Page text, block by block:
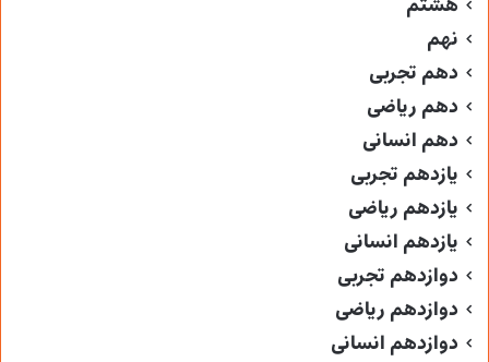
هشتم
نهم
دهم تجربی
دهم ریاضی
دهم انسانی
یازدهم تجربی
یازدهم ریاضی
یازدهم انسانی
دوازدهم تجربی
دوازدهم ریاضی
دوازدهم انسانی